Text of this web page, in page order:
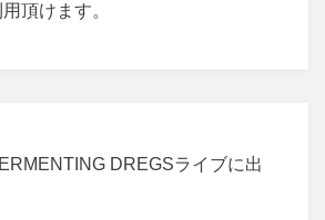
頂けます。
DREGSライブに出